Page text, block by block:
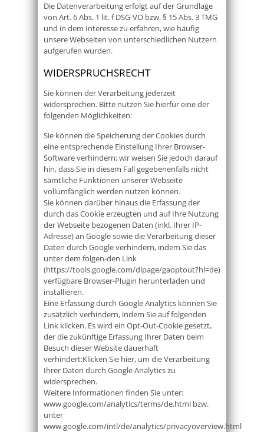
Die Datenverarbeitung erfolgt auf der Grundlage
von Art. 6 Abs. 1 lit. f DSG-VO bzw. § 15 Abs. 3 TMG
und in dem Interesse zu erfahren, wie häufig
unsere Webseiten von unterschiedlichen Nutzern
aufgerufen wurden.
WIDERSPRUCHSRECHT
Sie können der Verarbeitung jederzeit
widersprechen. Bitte nutzen Sie hierfür eine der
folgenden Möglichkeiten:
Sie können die Speicherung der Cookies durch
eine entsprechende Einstellung Ihrer Browser-
Software verhindern; wir weisen Sie jedoch darauf
hin, dass Sie in diesem Fall gegebenenfalls nicht
sämtliche Funktionen unserer Webseite
vollumfänglich werden nutzen können.
Sie können darüber hinaus die Erfassung der
durch das Cookie erzeugten und auf Ihre Nutzung
der Webseite bezogenen Daten (inkl. Ihrer IP-
Adresse) an Google sowie die Verarbeitung dieser
Daten durch Google verhindern, indem Sie das
unter dem folgen-den Link
(https://tools.google.com/dlpage/gaoptout?hl=de)
verfügbare Browser-Plugin herunterladen und
installieren.
Eine Erfassung durch Google Analytics können Sie
zusätzlich verhindern, indem Sie auf folgenden
Link klicken. Es wird ein Opt-Out-Cookie gesetzt,
der die zukünftige Erfassung Ihrer Daten beim
Besuch dieser Website dauerhaft
verhindert:Klicken Sie hier, um die Verarbeitung
Ihrer Daten durch Google Analytics zu
widersprechen.
Weitere Informationen finden Sie unter:
www.google.com/analytics/terms/de.html bzw.
unter
www.google.com/intl/de/analytics/privacyoverview.html